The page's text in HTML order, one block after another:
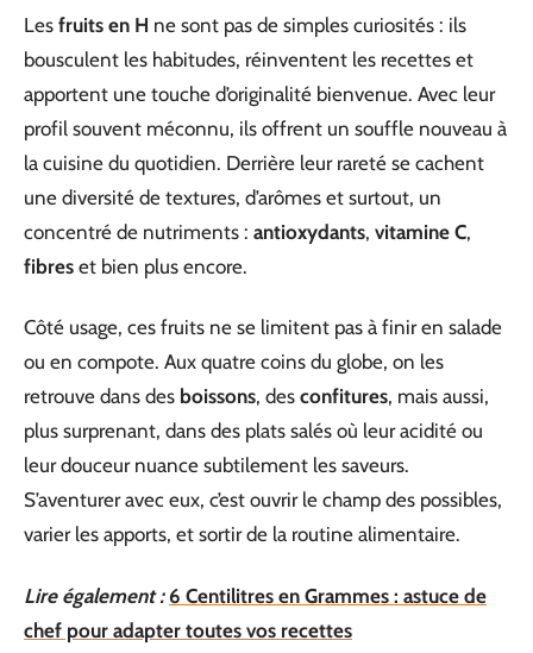
Les fruits en H ne sont pas de simples curiosités : ils
bousculent les habitudes, réinventent les recettes et
apportent une touche d’originalité bienvenue. Avec leur
profil souvent méconnu, ils offrent un souffle nouveau à
la cuisine du quotidien. Derrière leur rareté se cachent
une diversité de textures, d’arômes et surtout, un
concentré de nutriments : antioxydants, vitamine C,
fibres et bien plus encore.
Côté usage, ces fruits ne se limitent pas à finir en salade
ou en compote. Aux quatre coins du globe, on les
retrouve dans des boissons, des confitures, mais aussi,
plus surprenant, dans des plats salés où leur acidité ou
leur douceur nuance subtilement les saveurs.
S’aventurer avec eux, c’est ouvrir le champ des possibles,
varier les apports, et sortir de la routine alimentaire.
Lire également : 6 Centilitres en Grammes : astuce de
chef pour adapter toutes vos recettes